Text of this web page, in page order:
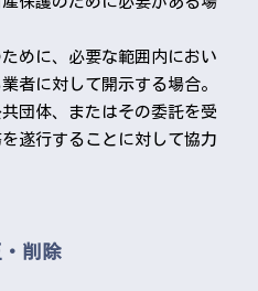
めに、必要な範囲内におい
者に対して開示する場合。
団体、またはその委託を受
遂行することに対して協力
削除